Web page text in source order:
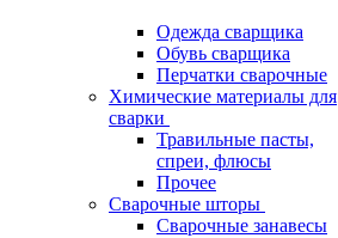
Одежда сварщика
Обувь сварщика
Перчатки сварочные
Химические материалы для
сварки
Травильные пасты,
спреи, флюсы
Прочее
Сварочные шторы
Сварочные занавесы